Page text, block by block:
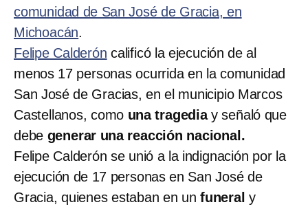
comunidad de San José de Gracia, en
Michoacán.
Felipe Calderón calificó la ejecución de al
menos 17 personas ocurrida en la comunidad
San José de Gracias, en el municipio Marcos
Castellanos, como una tragediay señaló que
debe generar una reacción nacional.
Felipe Calderón se unió a la indignación por la
ejecución de 17 personas en San José de
Gracia, quienes estaban en unfuneraly